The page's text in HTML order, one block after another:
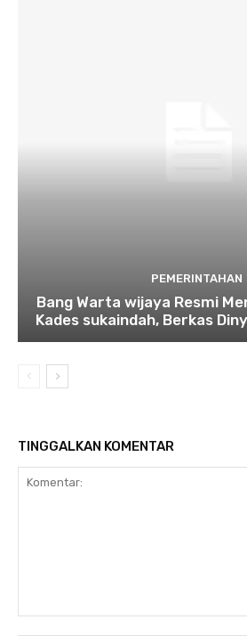
PEMERINTAHAN
Bang Warta wijaya Resmi
Kades sukaindah, Berkas
TINGGALKAN KOMENTAR